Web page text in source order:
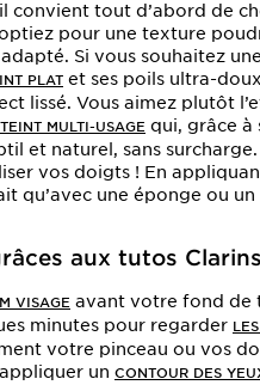
tout d’abord de
pour une texture
Si vous souhaitez
PLAT et ses poils ultra-
lissé. Vous aimez plutôt
MULTI-USAGE qui, grâce à
et naturel, sans
vos doigts ! En
qu’avec une éponge ou
aux tutos
VISAGE avant votre fond de
minutes pour regarder
votre pinceau ou vos
un CONTOUR DES